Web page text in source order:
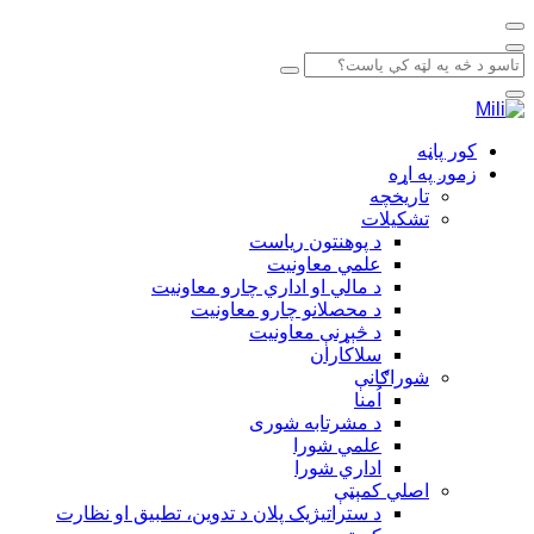
کور پاڼه
زموږ په اړه
تاریخچه
تشکيلات
د پوهنتون رياست
علمي معاونيت
د مالي او اداري چارو معاونيت
د محصلانو چارو معاونيت
د څېړنې معاونيت
سلاکاران
شوراګانې
اُمنا
د مشرتابه شوری
علمي شورا
اداري شورا
اصلي کمېټې
د ستراتيژيک پلان د تدوين، تطبيق او نظارت